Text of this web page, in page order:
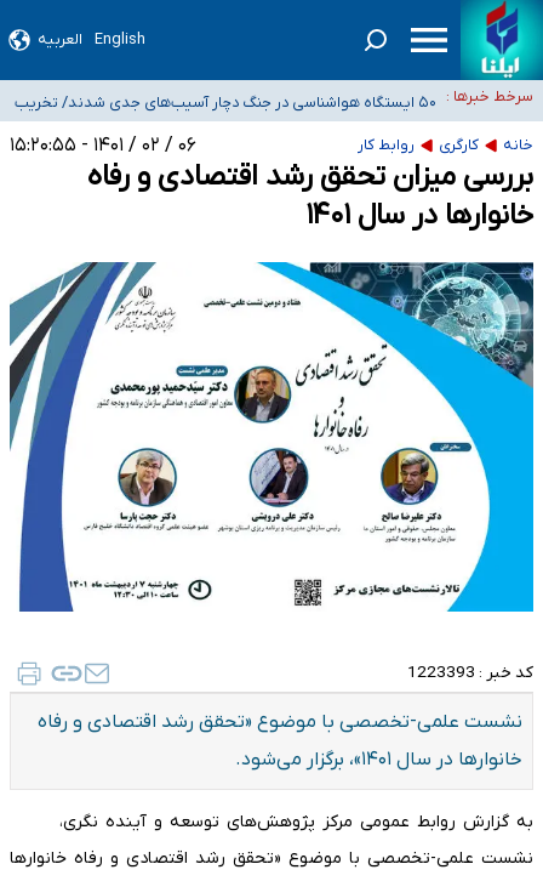
English العربیه
سرخط خبرها : انتصاب شش فرمانده عالی‌رتبه در ستاد کل نیروهای مسلح، سپاه
۵۰ ایستگاه هواشناسی در جنگ دچار آسیب‌های جدی شدند/ تخریب کامل دو رادار در
شیب آسیب‌های اجتماعی در کشور افزایشی است
رصد زنجیره‌ای معاملات برای شناسایی پولشویی/ کم‌اظهاری و بیش‌اظهاری زیر
ذره‌بین مالیاتی
«حسین آقایاری» تراستی ابربدهکار کیست؟/ غارت پول نفت کشور با پاسپورت
خانه کارگری روابط کار ۰۶ / ۰۲ / ۱۴۰۱ - ۱۵:۲۰:۵۵
بررسی میزان تحقق رشد اقتصادی و رفاه
خانوارها در سال ۱۴۰۱
کد خبر : 1223393
نشست علمی-تخصصی با موضوع «تحقق رشد اقتصادی و رفاه
خانوارها در سال ۱۴۰۱»، برگزار می‌شود.
به گزارش روابط عمومی مرکز پژوهش‌های توسعه و آینده نگری،
نشست علمی-تخصصی با موضوع «تحقق رشد اقتصادی و رفاه خانوارها